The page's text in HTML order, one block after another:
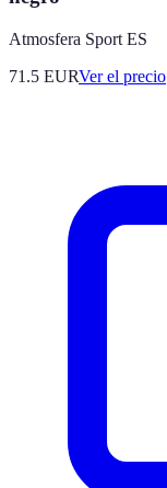
Atmosfera Sport ES
71.5 EURVer el precio